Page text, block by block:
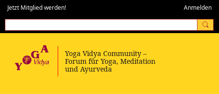
Jetzt Mitglied werden! Anmelden